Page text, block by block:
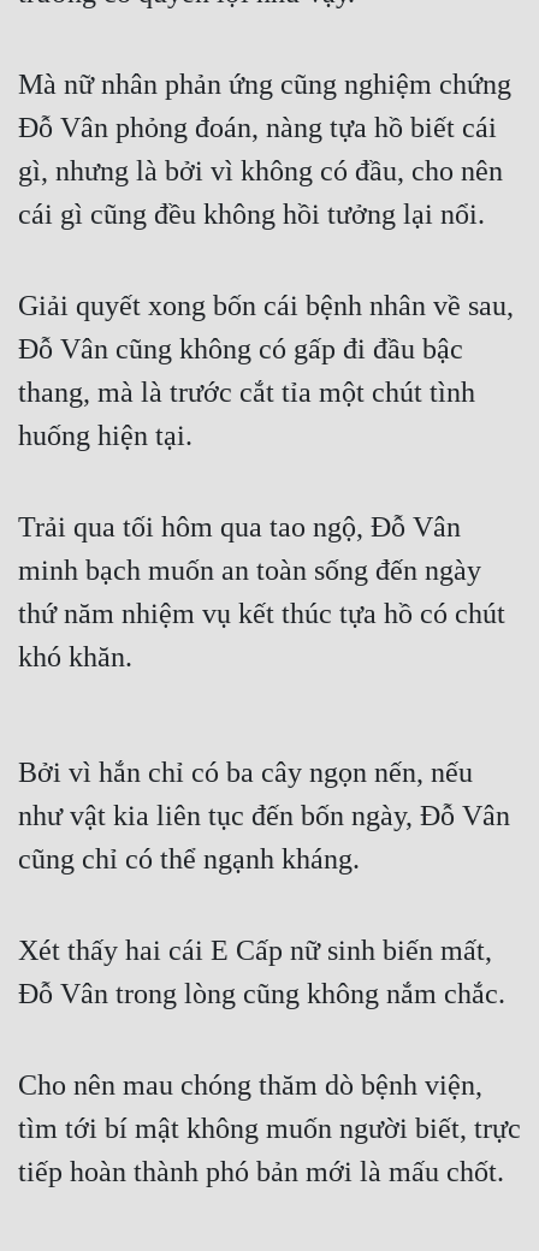
Mà nữ nhân phản ứng cũng nghiệm chứng
Đỗ Vân phỏng đoán, nàng tựa hồ biết cái
gì, nhưng là bởi vì không có đầu, cho nên
cái gì cũng đều không hồi tưởng lại nổi.
Giải quyết xong bốn cái bệnh nhân về sau,
Đỗ Vân cũng không có gấp đi đầu bậc
thang, mà là trước cắt tỉa một chút tình
huống hiện tại.
Trải qua tối hôm qua tao ngộ, Đỗ Vân
minh bạch muốn an toàn sống đến ngày
thứ năm nhiệm vụ kết thúc tựa hồ có chút
khó khăn.
Bởi vì hắn chỉ có ba cây ngọn nến, nếu
như vật kia liên tục đến bốn ngày, Đỗ Vân
cũng chỉ có thể ngạnh kháng.
Xét thấy hai cái E Cấp nữ sinh biến mất,
Đỗ Vân trong lòng cũng không nắm chắc.
Cho nên mau chóng thăm dò bệnh viện,
tìm tới bí mật không muốn người biết, trực
tiếp hoàn thành phó bản mới là mấu chốt.